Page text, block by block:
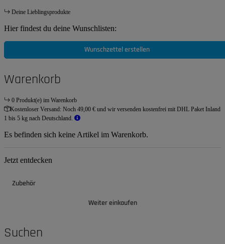
Deine Lieblingsprodukte
Hier findest du deine Wunschlisten:
Wunschzettel erstellen
Warenkorb
0 Produkt(e) im Warenkorb
Kostenloser Versand: Noch 49,00 € und wir versenden kostenfrei mit DHL Paket Inland
1 bis 5 kg nach Deutschland.
Es befinden sich keine Artikel im Warenkorb.
Jetzt entdecken
Zubehör
Weiter einkaufen
Suchen